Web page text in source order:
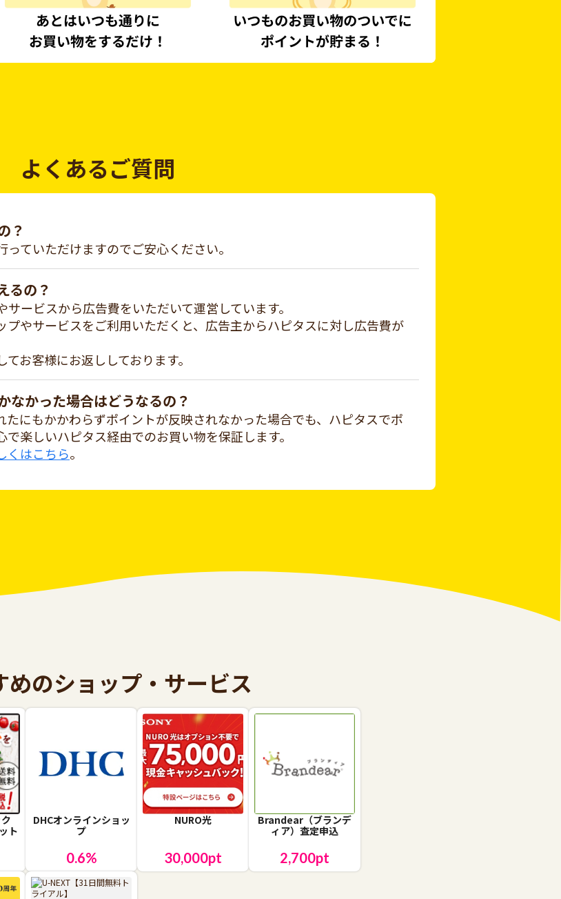
よくあるご質問
？
ていただけますのでご安心ください。
るの？
ービスから広告費をいただいて運営しています。
プやサービスをご利用いただくと、広告主からハピタスに対し広告費が
お客様にお返ししております。
なかった場合はどうなるの？
にもかかわらずポイントが反映されなかった場合でも、ハピタスでポ
楽しいハピタス経由でのお買い物を保証します。
くはこちら。
めのショップ・サービス
ト
DHCオンラインショッ
プ
0.6%
NURO光
30,000pt
Brandear（ブランデ
ィア）査定申込
2,700pt